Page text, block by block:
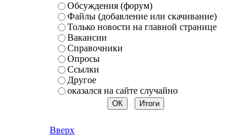
Обсуждения (форум)
Файлы (добавление или скачивание)
Только новости на главной странице
Вакансии
Справочники
Опросы
Ссылки
Другое
оказался на сайте случайно
Вверх